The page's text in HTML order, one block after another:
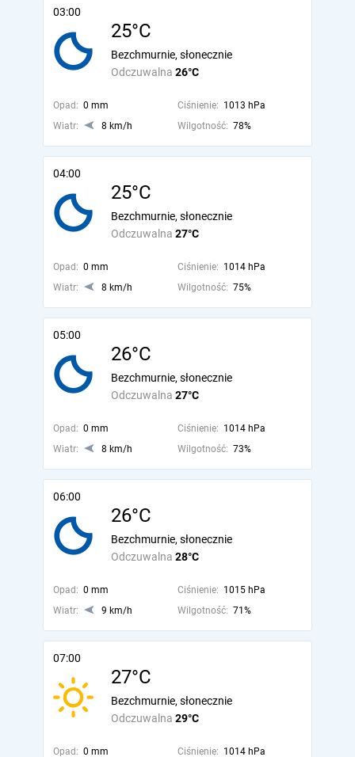
03:00
25°C
Odczuwalna 26°C
Bezchmurnie, słonecznie
Opad: 0 mm Ciśnienie: 1013 hPa
Wiatr:
8 km/h Wilgotność: 78%
04:00
25°C
Odczuwalna 27°C
Bezchmurnie, słonecznie
Opad: 0 mm Ciśnienie: 1014 hPa
Wiatr:
8 km/h Wilgotność: 75%
05:00
26°C
Odczuwalna 27°C
Bezchmurnie, słonecznie
Opad: 0 mm Ciśnienie: 1014 hPa
Wiatr:
8 km/h Wilgotność: 73%
06:00
26°C
Odczuwalna 28°C
Bezchmurnie, słonecznie
Opad: 0 mm Ciśnienie: 1015 hPa
Wiatr:
9 km/h Wilgotność: 71%
07:00
27°C
Odczuwalna 29°C
Bezchmurnie, słonecznie
Opad: 0 mm Ciśnienie: 1014 hPa